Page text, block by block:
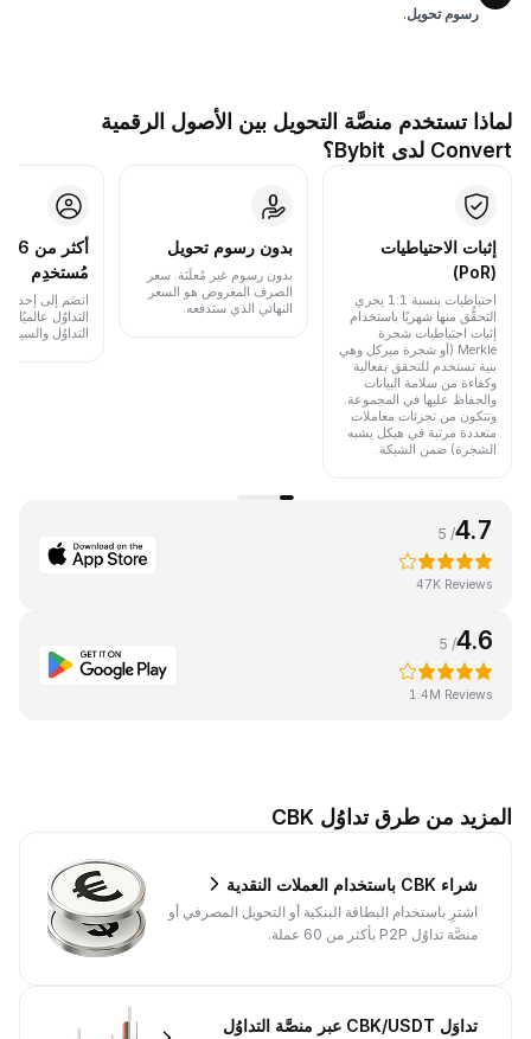
رسوم تحويل.
لماذا تستخدم منصَّة التحويل بين الأصول الرقمية
Convert لدى Bybit؟
إثبات الاحتياطيات
(PoR)
احتياطيات بنسبة 1:1 يجري
التحقُّق منها شهريًا باستخدام
إثبات احتياطيات شجرة
Merkle (أو شجرة ميركل وهي
بنية تستخدم للتحقق بفعالية
وكفاءة من سلامة البيانات
والحفاظ عليها في المجموعة.
وتتكون من تجزئات معاملات
متعددة مرتبة في هيكل يشبه
الشجرة) ضمن الشبكة.
بدون رسوم تحويل
بدون رسوم غير مُعلَنَة. سعر
الصرف المعروض هو السعر
النهائي الذي ستدفعه.
مُستخدِم
انضَم إلى إحدى
التداوُل
التداوُل والسيولة.
4.7
/ 5
47K Reviews
4.6
/ 5
1.4M Reviews
المزيد من طرق تداوُل CBK
شراء CBK باستخدام العملات النقدية
اشترِ باستخدام البطاقة البنكية أو التحويل المصرفي أو
منصَّة تداوُل P2P بأكثر من 60 عملة.
تداوَل CBK/USDT عبر منصَّة التداوُل